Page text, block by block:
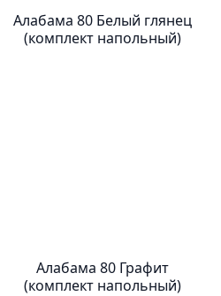
Алабама 80 Белый глянец
(комплект напольный)
Алабама 80 Графит
(комплект напольный)